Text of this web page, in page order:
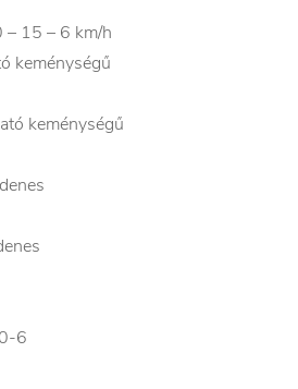
– 15 – 6 km/h
keménységű
keménységű
6